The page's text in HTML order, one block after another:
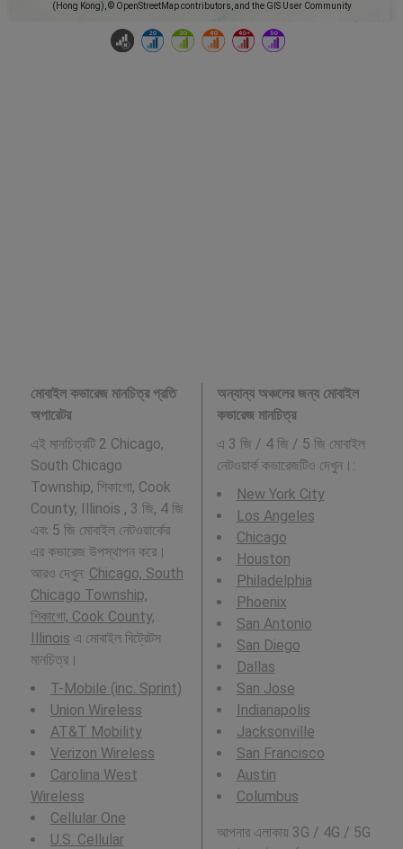
(Hong Kong), © OpenStreetMap contributors, and the GIS User Community
মোবাইল কভারেজ মানচিত্র প্রতি
অপারেটর
এই মানচিত্রটি 2 Chicago,
South Chicago
Township, শিকাগো, Cook
County, Illinois , 3 জি, 4 জি
এবং 5 জি মোবাইল নেটওয়ার্কের
এর কভারেজ উপস্থাপন করে।
আরও দেখুন: Chicago, South
Chicago Township,
শিকাগো, Cook County,
Illinois এ মোবাইল বিট্রেটস
মানচিত্র।
T-Mobile (inc. Sprint)
Union Wireless
AT&T Mobility
Verizon Wireless
Carolina West
Wireless
Cellular One
U.S. Cellular
অন্যান্য অঞ্চলের জন্য মোবাইল
কভারেজ মানচিত্র
এ 3 জি / 4 জি / 5 জি মোবাইল
নেটওয়ার্ক কভারেজটিও দেখুন।:
New York City
Los Angeles
Chicago
Houston
Philadelphia
Phoenix
San Antonio
San Diego
Dallas
San Jose
Indianapolis
Jacksonville
San Francisco
Austin
Columbus
আপনার এলাকায় 3G / 4G / 5G